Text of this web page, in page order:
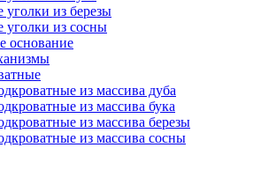
из березы
уголки из сосны
основание
из массива дуба
из массива бука
из массива березы
из массива сосны